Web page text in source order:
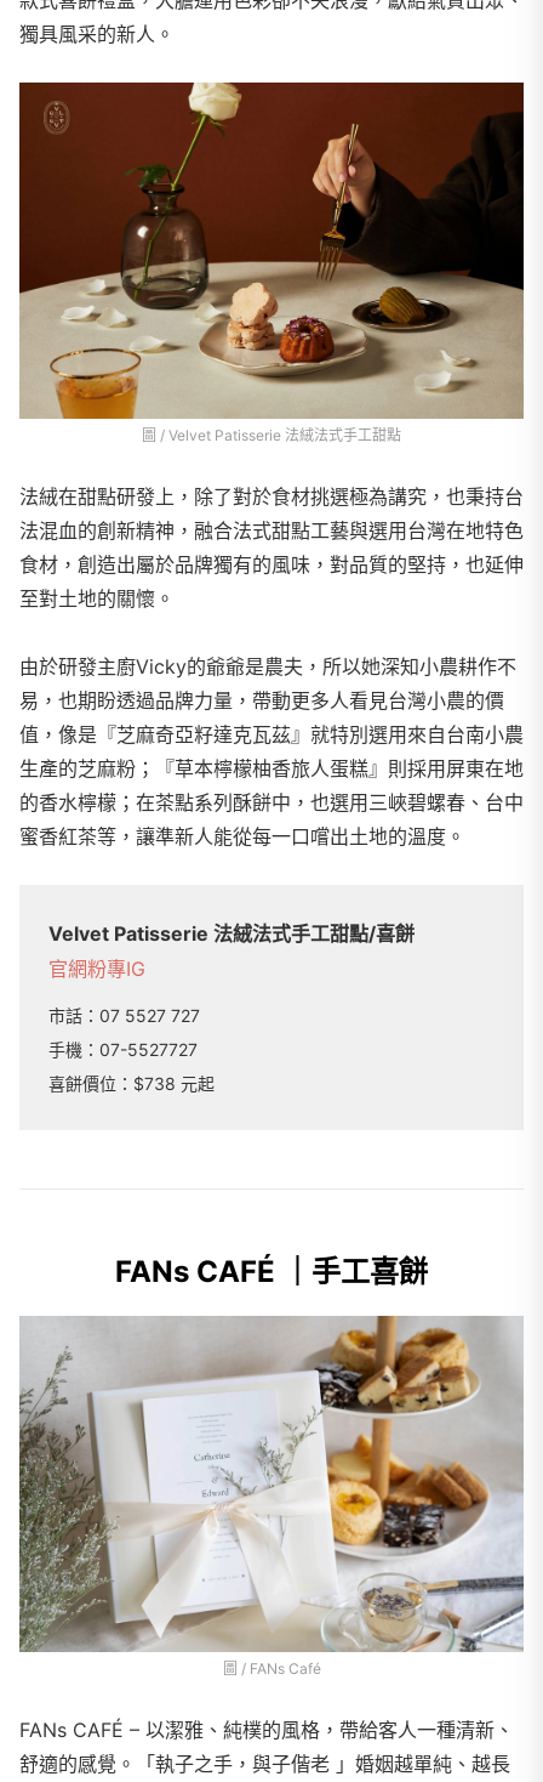
獨具風采的新人。
圖 / Velvet Patisserie 法絨法式手工甜點
法絨在甜點研發上，除了對於食材挑選極為講究，也秉持台
法混血的創新精神，融合法式甜點工藝與選用台灣在地特色
食材，創造出屬於品牌獨有的風味，對品質的堅持，也延伸
至對土地的關懷。
由於研發主廚Vicky的爺爺是農夫，所以她深知小農耕作不
易，也期盼透過品牌力量，帶動更多人看見台灣小農的價
值，像是『芝麻奇亞籽達克瓦茲』就特別選用來自台南小農
生產的芝麻粉；『草本檸檬柚香旅人蛋糕』則採用屏東在地
的香水檸檬；在茶點系列酥餅中，也選用三峽碧螺春、台中
蜜香紅茶等，讓準新人能從每一口嚐出土地的溫度。
Velvet Patisserie 法絨法式手工甜點/喜餅
官網粉專IG
市話： 07 5527 727
手機： 07-5527727
喜餅價位：$738 元起
FANs CAFÉ ｜手工喜餅
圖 / FANs Café
FANs CAFÉ – 以潔雅、純樸的風格，帶給客人一種清新、
舒適的感覺。「執子之手，與子偕老 」婚姻越單純、越長